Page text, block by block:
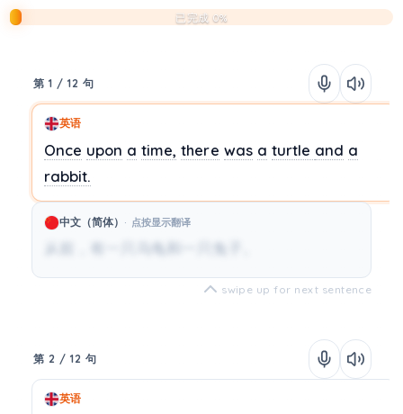
已完成 0%
第 1 / 12 句
英语
Once upon a time, there was a turtle and a
rabbit.
中文（简体） 点按显示翻译
从前，有一只乌龟和一只兔子。
swipe up for next sentence
第 2 / 12 句
英语